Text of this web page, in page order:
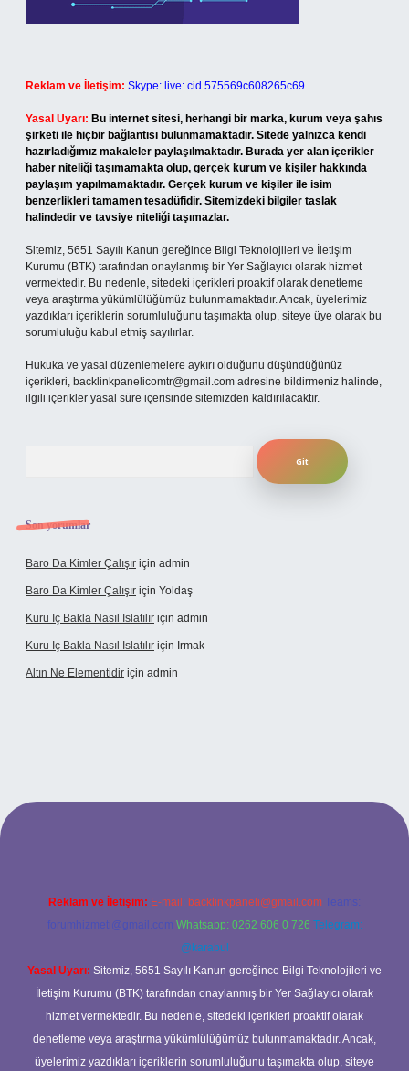
Reklam ve İletişim: Skype: live:.cid.575569c608265c69
Yasal Uyarı: Bu internet sitesi, herhangi bir marka, kurum veya şahıs
şirketi ile hiçbir bağlantısı bulunmamaktadır. Sitede yalnızca kendi
hazırladığımız makaleler paylaşılmaktadır. Burada yer alan içerikler
haber niteliği taşımamakta olup, gerçek kurum ve kişiler hakkında
paylaşım yapılmamaktadır. Gerçek kurum ve kişiler ile isim
benzerlikleri tamamen tesadüfidir. Sitemizdeki bilgiler taslak
halindedir ve tavsiye niteliği taşımazlar.
Sitemiz, 5651 Sayılı Kanun gereğince Bilgi Teknolojileri ve İletişim
Kurumu (BTK) tarafından onaylanmış bir Yer Sağlayıcı olarak hizmet
vermektedir. Bu nedenle, sitedeki içerikleri proaktif olarak denetleme
veya araştırma yükümlülüğümüz bulunmamaktadır. Ancak, üyelerimiz
yazdıkları içeriklerin sorumluluğunu taşımakta olup, siteye üye olarak bu
sorumluluğu kabul etmiş sayılırlar.
Hukuka ve yasal düzenlemelere aykırı olduğunu düşündüğünüz
içerikleri, backlinkpanelicomtr@gmail.com adresine bildirmeniz halinde,
ilgili içerikler yasal süre içerisinde sitemizden kaldırılacaktır.
Son yorumlar
Baro Da Kimler Çalışır için admin
Baro Da Kimler Çalışır için Yoldaş
Kuru Iç Bakla Nasıl Islatılır için admin
Kuru Iç Bakla Nasıl Islatılır için Irmak
Altın Ne Elementidir için admin
giriş
Reklam ve İletişim: E-mail: backlinkpaneli@gmail.com Teams:
forumhizmeti@gmail.com Whatsapp: 0262 606 0 726 Telegram:
@karabul
Yasal Uyarı: Sitemiz, 5651 Sayılı Kanun gereğince Bilgi Teknolojileri ve
İletişim Kurumu (BTK) tarafından onaylanmış bir Yer Sağlayıcı olarak
hizmet vermektedir. Bu nedenle, sitedeki içerikleri proaktif olarak
denetleme veya araştırma yükümlülüğümüz bulunmamaktadır. Ancak,
üyelerimiz yazdıkları içeriklerin sorumluluğunu taşımakta olup, siteye